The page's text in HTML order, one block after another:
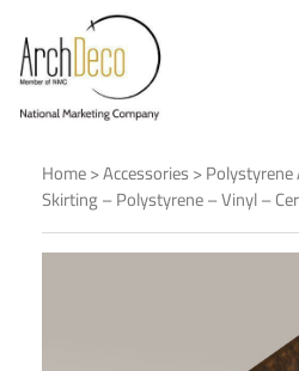
Home>Accessories>Polystyrene
Skirting – Polystyrene – Vinyl –